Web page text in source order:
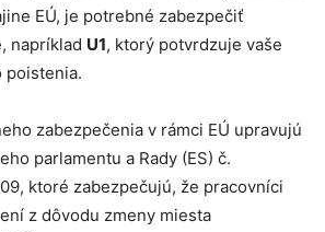
EÚ, je potrebné zabezpečiť
napríklad U1, ktorý potvrdzuje vaše
poistenia.
zabezpečenia v rámci EÚ upravujú
parlamentu a Rady (ES) č.
ktoré zabezpečujú, že pracovníci
z dôvodu zmeny miesta